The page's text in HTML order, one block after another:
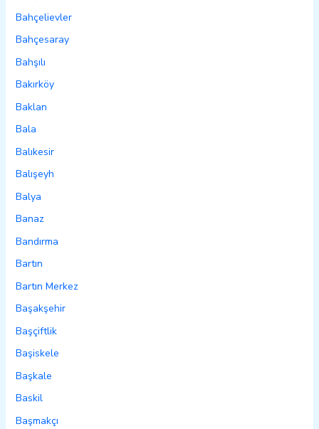
Bahçelievler
Bahçesaray
Bahşılı
Bakırköy
Baklan
Bala
Balıkesir
Balışeyh
Balya
Banaz
Bandırma
Bartın
Bartın Merkez
Başakşehir
Başçiftlik
Başiskele
Başkale
Baskil
Başmakçı